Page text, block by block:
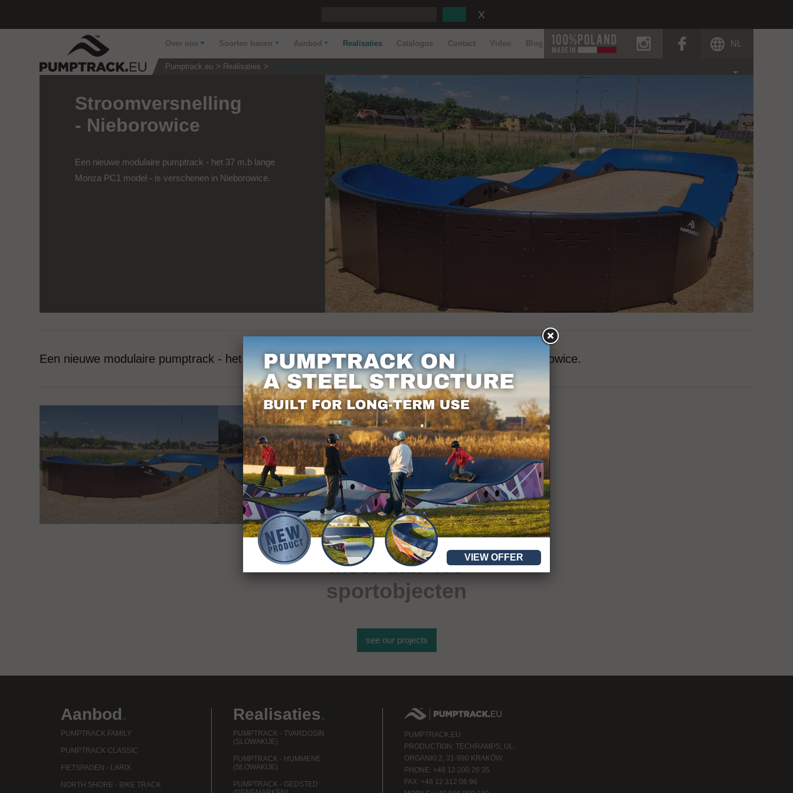
Over ons Soorten banen Aanbod Realisaties Catalogus Contact Video Blog
instagram
NL
Pumptrack.eu Realisaties Stroomversnelling - Nieborowice
Stroomversnelling
- Nieborowice
Een nieuwe modulaire pumptrack - het 37 m.b lange
Monza PC1 model - is verschenen in Nieborowice.
Een nieuwe modulaire pumptrack - het 37 m.b lange Monza PC1 model - is verschenen in Nieborowice.
meer dan 400
sportobjecten
see our projects
Aanbod.
PUMPTRACK FAMILY
PUMPTRACK CLASSIC
FIETSPADEN - LARIX
NORTH SHORE - BIKE TRACK
Realisaties.
PUMPTRACK - TVARDOSIN
(SLOWAKIJE)
PUMPTRACK - HUMMENE
(SLOWAKIJE)
PUMPTRACK - GEDSTED
PUMPTRACK.EU
PRODUCTION: TECHRAMPS, UL.
ORGANKI 2, 31-990 KRAKÓW
PHONE: +48 12 200 26 35
FAX: +48 12 312 06 96
VIEW OFFER